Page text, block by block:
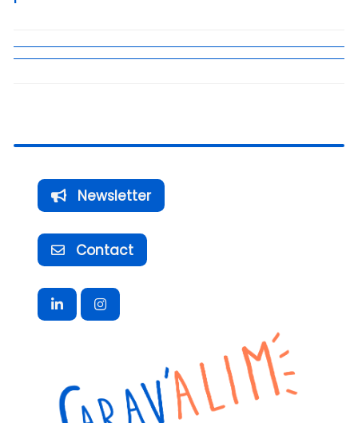
Newsletter
Contact